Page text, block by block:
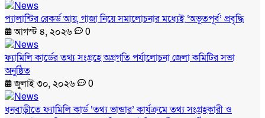
প্যালান্টির রেকর্ড আয়, গাজা নিয়ে সমালোচনার মধ্যেই ‘অভূতপূর্ব’ প্রবৃদ্ধি
আগস্ট ৪, ২০২৬
0
ফ্যামিলি কার্ডের তথ্য সংগ্রহে অগ্রগতি পর্যালোচনা জেলা কমিটির সভা
অনুষ্ঠিত
জুলাই ৩০, ২০২৬
0
ধনবাড়ীতে ফ্যামিলি কার্ড ‘তথ্য ভান্ডার’ কার্যক্রমে তথ্য সংগ্রহকারী ও